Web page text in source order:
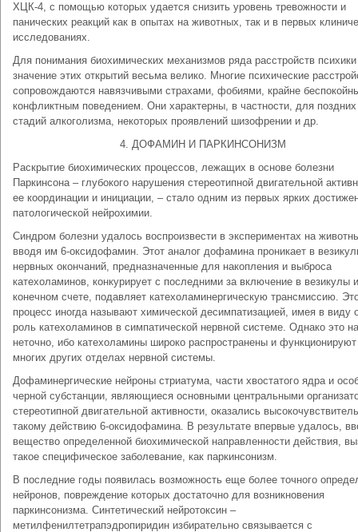
ХЦК‑4, с помощью которых удается снизить уровень тревожности и
панических реакций как в опытах на животных, так и в первых
исследованиях.
Для понимания биохимических механизмов ряда расстройств психики
значение этих открытий весьма велико. Многие психические
сопровождаются навязчивыми страхами, фобиями, крайне
конфликтным поведением. Они характерны, в частности, для поздних
стадий алкоголизма, некоторых проявлений шизофрении и др.
4. ДОФАМИН И ПАРКИНСОНИЗМ
Раскрытие биохимических процессов, лежащих в основе болезни
Паркинсона – глубокого нарушения стереотипной двигательной
ее координации и инициации, – стало одним из первых ярких
патологической нейрохимии.
Синдром болезни удалось воспроизвести в экспериментах на
вводя им 6‑оксидофамин. Этот аналог дофамина проникает в
нервных окончаний, предназначенные для накопления и выброса
катехоламинов, конкурирует с последними за включение в везикулы
конечном счете, подавляет катехоламинергическую трансмиссию.
процесс иногда называют химической десимпатизацией, имея в виду
роль катехоламинов в симпатической нервной системе. Однако это
неточно, ибо катехоламины широко распространены и
многих других отделах нервной системы.
Дофаминергические нейроны стриатума, части хвостатого ядра и
черной субстанции, являющиеся основными центральными
стереотипной двигательной активности, оказались
такому действию 6‑оксидофамина. В результате впервые удалось,
вещество определенной биохимической направленности действия,
такое специфическое заболевание, как паркинсонизм.
В последние годы появилась возможность еще более точного
нейронов, повреждение которых достаточно для возникновения
паркинсонизма. Синтетический нейротоксин –
метилфенилтетрапэдропиридин избирательно связывается с